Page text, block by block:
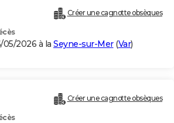
Créer une cagnotte obsèques
05/2026 à la Seyne-sur-Mer(Var)
Créer une cagnotte obsèques